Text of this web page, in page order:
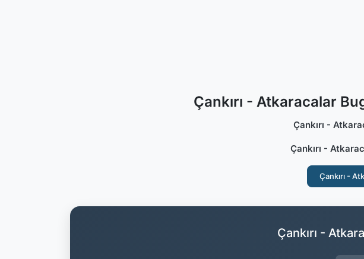
Çankırı - Atkaracalar
Çankırı -
Çankırı -
Çankırı -
Çankırı -